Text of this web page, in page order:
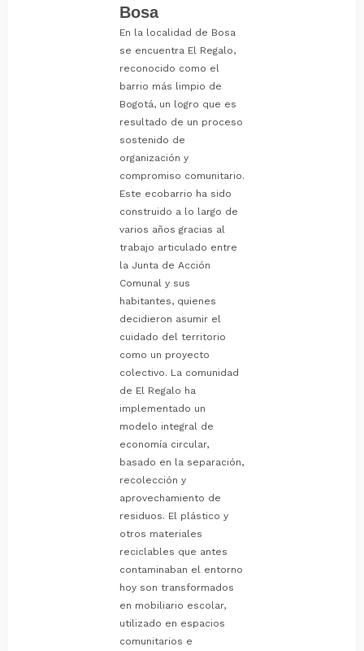
Bosa
En la localidad de Bosa
se encuentra El Regalo,
reconocido como el
barrio más limpio de
Bogotá, un logro que es
resultado de un proceso
sostenido de
organización y
compromiso comunitario.
Este ecobarrio ha sido
construido a lo largo de
varios años gracias al
trabajo articulado entre
la Junta de Acción
Comunal y sus
habitantes, quienes
decidieron asumir el
cuidado del territorio
como un proyecto
colectivo. La comunidad
de El Regalo ha
implementado un
modelo integral de
economía circular,
basado en la separación,
recolección y
aprovechamiento de
residuos. El plástico y
otros materiales
reciclables que antes
contaminaban el entorno
hoy son transformados
en mobiliario escolar,
utilizado en espacios
comunitarios e